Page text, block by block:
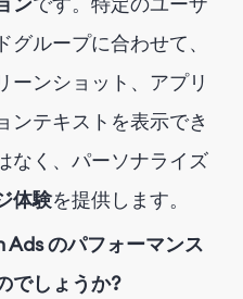
ループに合わせて、
ーンショット、アプリ
ンテキストを表示でき
なく、パーソナライズ
体験を提供します。
のパフォーマンス
でしょうか?